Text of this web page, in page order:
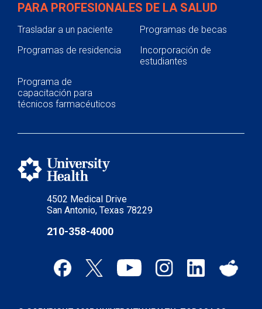
4502 Medical Drive
San Antonio, Texas 78229
210-358-4000
PARA PROFESIONALES DE LA SALUD
Trasladar a un paciente
Programas de becas
Programas de residencia
Incorporación de
estudiantes
Programa de
capacitación para
técnicos farmacéuticos